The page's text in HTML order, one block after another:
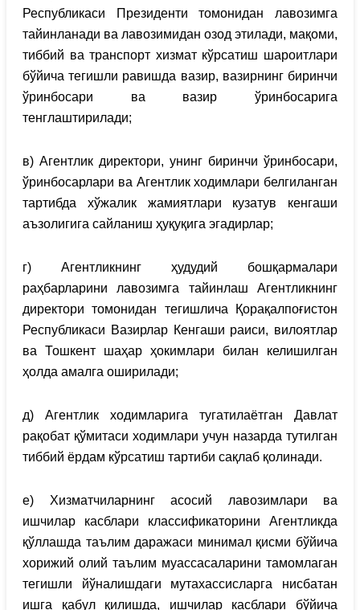
Республикаси Президенти томонидан лавозимга
тайинланади ва лавозимидан озод этилади, мақоми,
тиббий ва транспорт хизмат кўрсатиш шароитлари
бўйича тегишли равишда вазир, вазирнинг биринчи
ўринбосари ва вазир ўринбосарига
тенглаштирилади;
в) Агентлик директори, унинг биринчи ўринбосари,
ўринбосарлари ва Агентлик ходимлари белгиланган
тартибда хўжалик жамиятлари кузатув кенгаши
аъзолигига сайланиш ҳуқуқига эгадирлар;
г) Агентликнинг ҳудудий бошқармалари
раҳбарларини лавозимга тайинлаш Агентликнинг
директори томонидан тегишлича Қорақалпоғистон
Республикаси Вазирлар Кенгаши раиси, вилоятлар
ва Тошкент шаҳар ҳокимлари билан келишилган
ҳолда амалга оширилади;
д) Агентлик ходимларига тугатилаётган Давлат
рақобат қўмитаси ходимлари учун назарда тутилган
тиббий ёрдам кўрсатиш тартиби сақлаб қолинади.
е) Хизматчиларнинг асосий лавозимлари ва
ишчилар касблари классификаторини Агентликда
қўллашда таълим даражаси минимал қисми бўйича
хорижий олий таълим муассасаларини тамомлаган
тегишли йўналишдаги мутахассисларга нисбатан
ишга қабул қилишда, ишчилар касблари бўйича